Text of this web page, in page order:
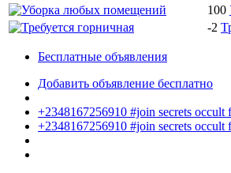
100
-2
Бесплатные объявления
Добавить объявление бесплатно
+2348167256910 #join secrets
+2348167256910 #join secrets